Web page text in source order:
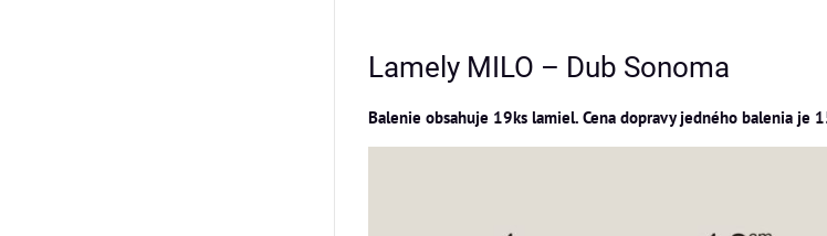
Lamely MILO – Dub Sonoma
Balenie obsahuje 19ks lamiel. Cena dopravy jedného balenia je